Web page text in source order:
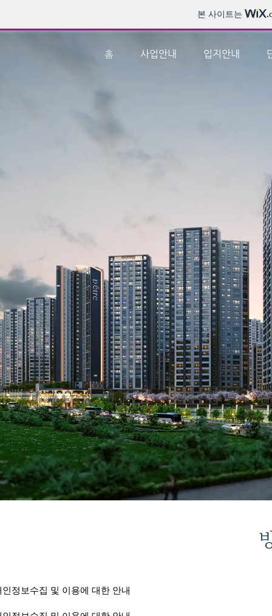
본 사이트는
홈 사업안내 입지안내
인정보수집 및 이용에 대한 안내